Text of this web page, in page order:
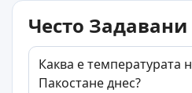
Често
Каква е температурата
Пакостане днес?